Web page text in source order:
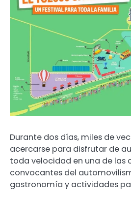
Durante dos días, miles de
acercarse para disfrutar de
toda velocidad en una de las
convocantes del
gastronomía y actividades